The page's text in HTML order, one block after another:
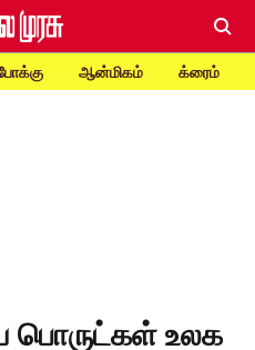
ஆன்மிகம் க்ரைம்
பொருட்கள் உலக